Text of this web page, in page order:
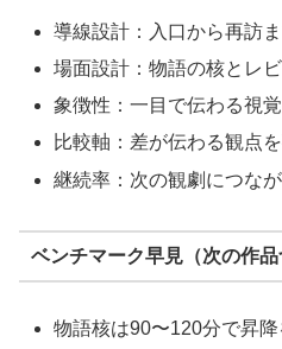
導線設計：入口から再訪
場面設計：物語の核とレ
象徴性：一目で伝わる視
比較軸：差が伝わる観点
継続率：次の観劇につな
ベンチマーク早見（次の作品
物語核は90〜120分で昇